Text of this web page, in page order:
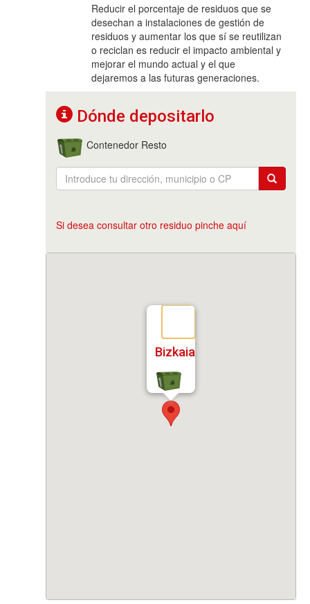
Reducir el porcentaje de residuos que se
desechan a instalaciones de gestión de
residuos y aumentar los que sí se reutilizan
o reciclan es reducir el impacto ambiental y
mejorar el mundo actual y el que
dejaremos a las futuras generaciones.
Dónde depositarlo
Contenedor Resto
Si desea consultar otro residuo pinche aquí
Bizkaia